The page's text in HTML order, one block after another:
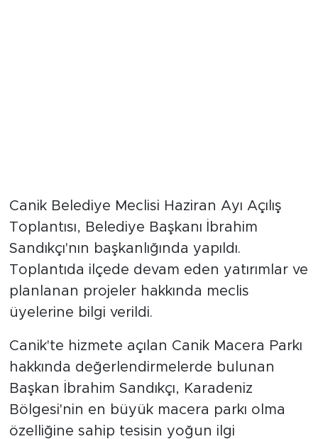
Canik Belediye Meclisi Haziran Ayı Açılış
Toplantısı, Belediye Başkanı İbrahim
Sandıkçı'nın başkanlığında yapıldı.
Toplantıda ilçede devam eden yatırımlar ve
planlanan projeler hakkında meclis
üyelerine bilgi verildi.
Canik'te hizmete açılan Canik Macera Parkı
hakkında değerlendirmelerde bulunan
Başkan İbrahim Sandıkçı, Karadeniz
Bölgesi'nin en büyük macera parkı olma
özelliğine sahip tesisin yoğun ilgi